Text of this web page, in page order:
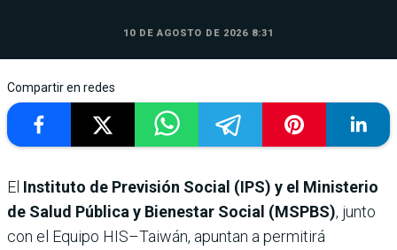
10 DE AGOSTO DE 2026 8:31
Compartir en redes
El Instituto de Previsión Social (IPS) y el Ministerio
de Salud Pública y Bienestar Social (MSPBS), junto
con el Equipo HIS–Taiwán, apuntan a permitirá